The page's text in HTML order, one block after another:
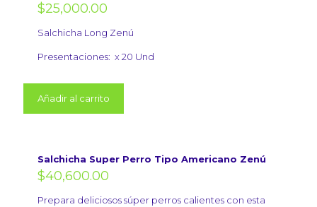
$25,000.00
Salchicha Long Zenú
Presentaciones: x 20 Und
Añadir al carrito
Salchicha Super Perro Tipo Americano Zenú
$40,600.00
Prepara deliciosos súper perros calientes con esta